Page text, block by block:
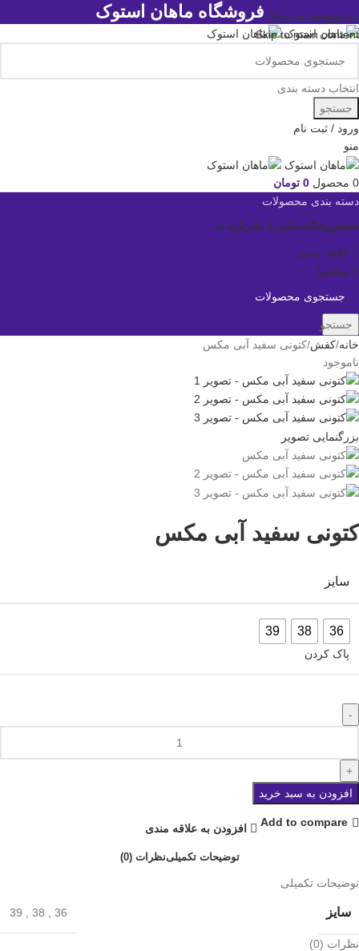
Skip to navigation
Skip to main content
فروشگاه ماهان استوک
انتخاب دسته بندی
جستجو
ورود / ثبت نام
منو
0 محصول 0 تومان
دسته بندی محصولات
خانهفروشگاهتماس با مادرباره ما
علاقه مندی
0 محصول
جستجو
خانه کفش کتونی سفید آبی مکس
ناموجود
بزرگنمایی تصویر
کتونی سفید آبی مکس
سایز
36
38
39
پاک کردن
افزودن به سبد خرید
Add to compare افزودن به علاقه مندی
توضیحات تکمیلینظرات (0)
توضیحات تکمیلی
سایز 36
38
39
نظرات (0)